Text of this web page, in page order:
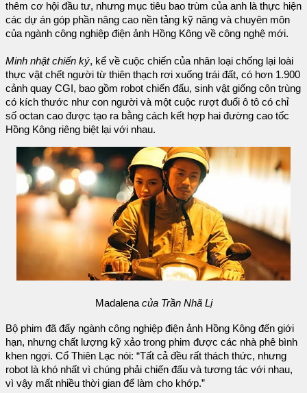
thêm cơ hội đầu tư, nhưng mục tiêu bao trùm của anh là thực hiện
các dự án góp phần nâng cao nền tảng kỹ năng và chuyên môn
của ngành công nghiệp điện ảnh Hồng Kông về công nghệ mới.
Minh nhật chiến ký, kể về cuộc chiến của nhân loại chống lại loài
thực vật chết người từ thiên thạch rơi xuống trái đất, có hơn 1.900
cảnh quay CGI, bao gồm robot chiến đấu, sinh vật giống côn trùng
có kích thước như con người và một cuộc rượt đuổi ô tô có chỉ
số octan cao được tạo ra bằng cách kết hợp hai đường cao tốc
Hồng Kông riêng biệt lại với nhau.
Madalena của Trần Nhã Lị
Bộ phim đã đẩy ngành công nghiệp điện ảnh Hồng Kông đến giới
hạn, nhưng chất lượng kỹ xảo trong phim được các nhà phê bình
khen ngợi. Cổ Thiên Lạc nói: “Tất cả đều rất thách thức, nhưng
robot là khó nhất vì chúng phải chiến đấu và tương tác với nhau,
vì vậy mất nhiều thời gian để làm cho khớp.”